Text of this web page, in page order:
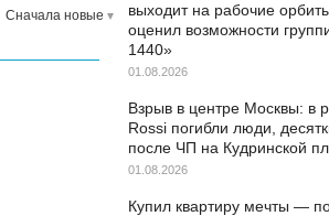
Сначала новые
выходит на рабочие
оценил возможности
1440»
01.08.2026
Взрыв в центре Москвы: в
Rossi погибли люди,
после ЧП на Кудринской
01.08.2026
Купил квартиру мечты —